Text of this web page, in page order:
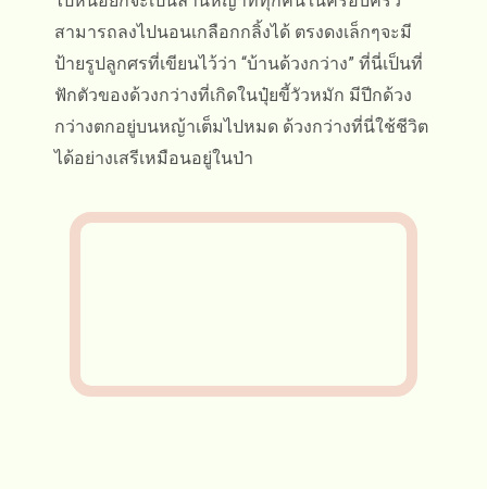
สามารถลงไปนอนเกลือกกลิ้งได้ ตรงดงเล็กๆจะมี
ป้ายรูปลูกศรที่เขียนไว้ว่า “บ้านด้วงกว่าง” ที่นี่เป็นที่
ฟักตัวของด้วงกว่างที่เกิดในปุ๋ยขี้วัวหมัก มีปีกด้วง
กว่างตกอยู่บนหญ้าเต็มไปหมด ด้วงกว่างที่นี่ใช้ชีวิต
ได้อย่างเสรีเหมือนอยู่ในป่า